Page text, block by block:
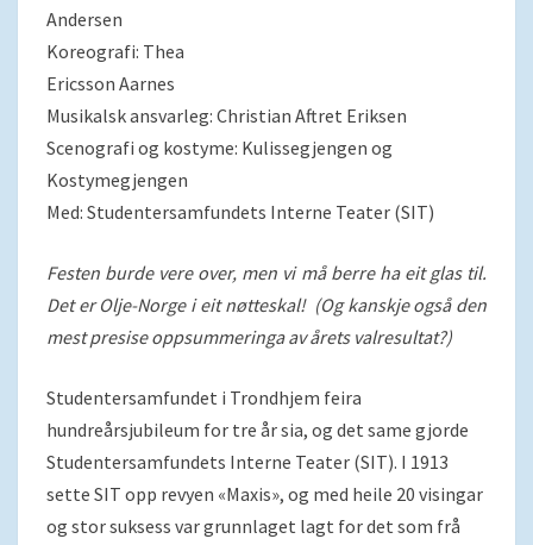
Andersen
Koreografi: Thea
Ericsson Aarnes
Musikalsk ansvarleg: Christian Aftret Eriksen
Scenografi og kostyme: Kulissegjengen og
Kostymegjengen
Med: Studentersamfundets Interne Teater (SIT)
Festen burde vere over, men vi må berre ha eit glas til.
Det er Olje-Norge i eit nøtteskal! (Og kanskje også den
mest presise oppsummeringa av årets valresultat?)
Studentersamfundet i Trondhjem feira
hundreårsjubileum for tre år sia, og det same gjorde
Studentersamfundets Interne Teater (SIT). I 1913
sette SIT opp revyen «Maxis», og med heile 20 visingar
og stor suksess var grunnlaget lagt for det som frå